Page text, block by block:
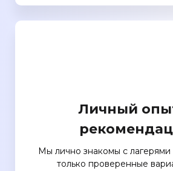
Личный
Мы лично знакомы с лагерями
только проверенные